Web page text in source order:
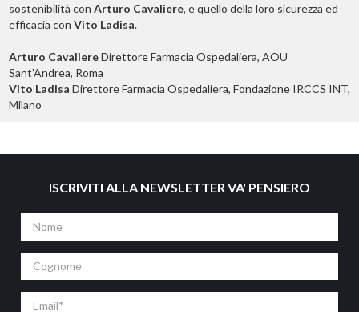
sostenibilità con Arturo Cavaliere, e quello della loro sicurezza ed
efficacia con Vito Ladisa.
Arturo CavaliereDirettore Farmacia Ospedaliera, AOU
Sant’Andrea, Roma
Vito Ladisa Direttore Farmacia Ospedaliera, Fondazione IRCCS INT,
Milano
ISCRIVITI ALLA NEWSLETTER VA' PENSIERO
Nome
Cognome
Email